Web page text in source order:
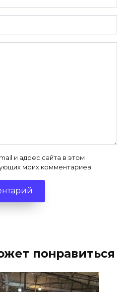
и адрес сайта в этом
моих комментариев.
понравиться